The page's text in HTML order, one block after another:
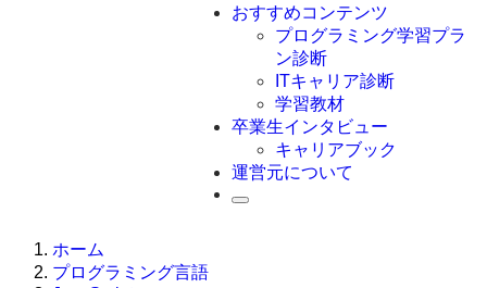
Swift
Ruby
おすすめコンテンツ
プログラミング学習プラ
ン診断
ITキャリア診断
学習教材
卒業生インタビュー
キャリアブック
運営元について
ホーム
プログラミング言語